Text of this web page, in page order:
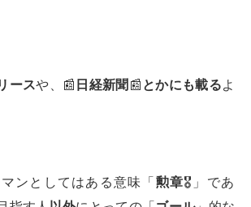
ースや、📰 日経新聞 📰 とかにも載るよ
ンとしてはある意味「 勲章🎖️」であ